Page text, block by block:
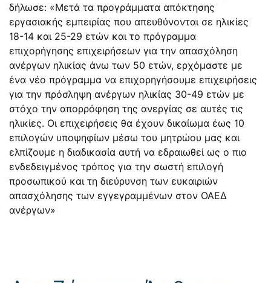
δήλωσε: «Μετά τα προγράμματα απόκτησης
εργασιακής εμπειρίας που απευθύνονται σε ηλικίες
18-14 και 25-29 ετών και το πρόγραμμα
επιχορήγησης επιχειρήσεων για την απασχόληση
ανέργων ηλικίας άνω των 50 ετών, ερχόμαστε με
ένα νέο πρόγραμμα να επιχορηγήσουμε επιχειρήσεις
για την πρόσληψη ανέργων ηλικίας 30-49 ετών με
στόχο την απορρόφηση της ανεργίας σε αυτές τις
ηλικίες. Οι επιχειρήσεις θα έχουν δικαίωμα έως 10
επιλογών υποψηφίων μέσω του μητρώου μας και
ελπίζουμε η διαδικασία αυτή να εδραιωθεί ως ο πιο
ενδεδειγμένος τρόπος για την σωστή επιλογή
προσωπικού και τη διεύρυνση των ευκαιριών
απασχόλησης των εγγεγραμμένων στον ΟΑΕΔ
ανέργων»